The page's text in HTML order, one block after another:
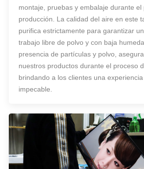
montaje, pruebas y embalaje durante el
producción. La calidad del aire en este
purifica estrictamente para garantizar
trabajo libre de polvo y con baja
presencia de partículas y polvo,
nuestros productos durante el proceso
brindando a los clientes una
impecable.